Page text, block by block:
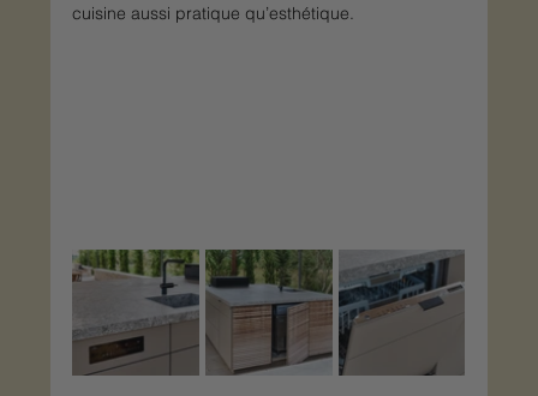
cuisine aussi pratique qu’esthétique.